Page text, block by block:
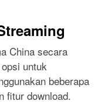
China secara
untuk
beberapa
fitur download.